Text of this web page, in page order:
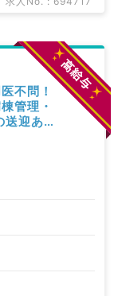
不問！
管理・
迎あり